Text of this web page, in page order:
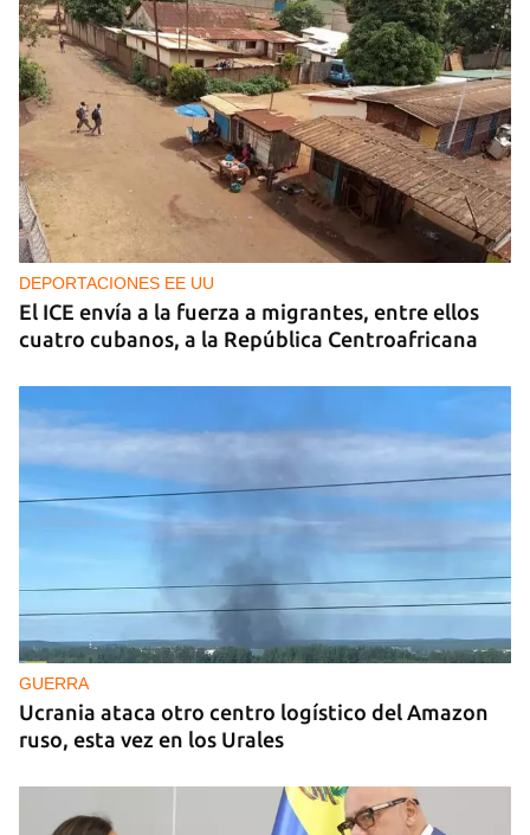
DEPORTACIONES EE UU
El ICE envía a la fuerza a migrantes, entre ellos
cuatro cubanos, a la República Centroafricana
GUERRA
Ucrania ataca otro centro logístico del Amazon
ruso, esta vez en los Urales